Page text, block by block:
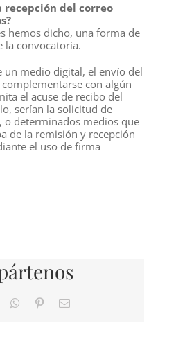
recepción del correo
hemos dicho, una forma de
la convocatoria.
un medio digital, el envío del
con algún
el acuse de recibo del
serían la solicitud de
o determinados medios que
de la remisión y recepción
el uso de firma
Twitter WhatsApp
PinterestCorreo